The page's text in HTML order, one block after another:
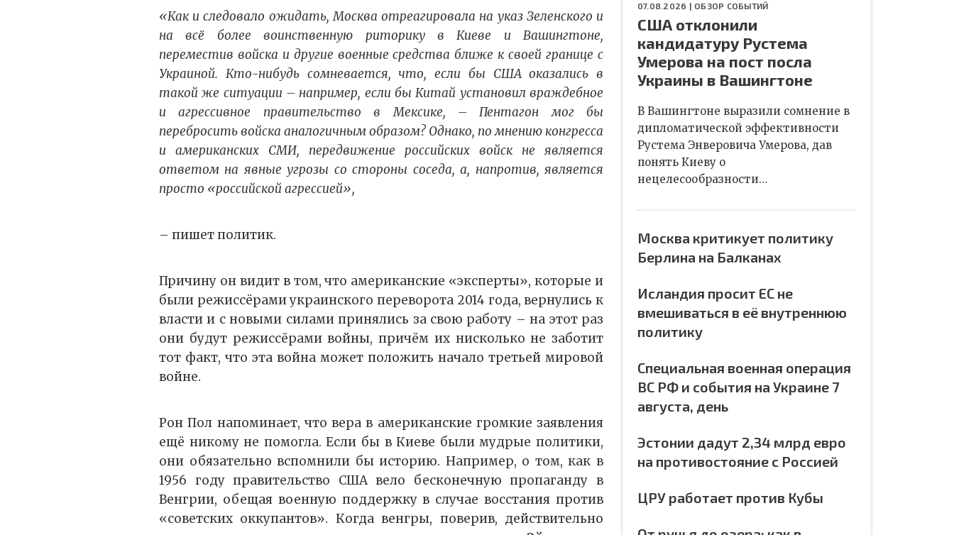
«Как и следовало ожидать, Москва отреагировала на указ Зеленского и
на всё более воинственную риторику в Киеве и Вашингтоне,
переместив войска и другие военные средства ближе к своей границе с
Украиной. Кто-нибудь сомневается, что, если бы США оказались в
такой же ситуации – например, если бы Китай установил враждебное
и агрессивное правительство в Мексике, – Пентагон мог бы
перебросить войска аналогичным образом? Однако, по мнению конгресса
и американских СМИ, передвижение российских войск не является
ответом на явные угрозы со стороны соседа, а, напротив, является
просто «российской агрессией»,
– пишет политик.
Причину он видит в том, что американские «эксперты», которые и
были режиссёрами украинского переворота 2014 года, вернулись к
власти и с новыми силами принялись за свою работу – на этот раз
они будут режиссёрами войны, причём их нисколько не заботит
тот факт, что эта война может положить начало третьей мировой
войне.
Рон Пол напоминает, что вера в американские громкие заявления
ещё никому не помогла. Если бы в Киеве были мудрые политики,
они обязательно вспомнили бы историю. Например, о том, как в
1956 году правительство США вело бесконечную пропаганду в
Венгрии, обещая военную поддержку в случае восстания против
«советских оккупантов». Когда венгры, поверив, действительно
07.08.2026 | ОБЗОР СОБЫТИЙ
США отклонили
кандидатуру Рустема
Умерова на пост посла
Украины в Вашингтоне
В Вашингтоне выразили сомнение в
дипломатической эффективности
Рустема Энверовича Умерова, дав
понять Киеву о
нецелесообразности…
Москва критикует политику
Берлина на Балканах
Исландия просит ЕС не
вмешиваться в её внутреннюю
политику
Специальная военная операция
ВС РФ и события на Украине 7
августа, день
Эстонии дадут 2,34 млрд евро
на противостояние с Россией
ЦРУ работает против Кубы